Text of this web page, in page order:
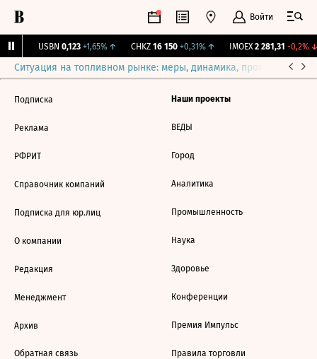
Войти
USBN 0,123 +1,65%↑ CHKZ 16 150 +0,31%↑ IMOEX 2 281,31 -0,2%↓
Ситуация на топливном рынке: меры, динамика, прогнозы
Подписка
Реклама
РФРИТ
Справочник компаний
Подписка для юр.лиц
О компании
Редакция
Менеджмент
Архив
Обратная связь
Наши проекты
ВЕДЫ
Город
Аналитика
Промышленность
Наука
Здоровье
Конференции
Премия Импульс
Правила торговли